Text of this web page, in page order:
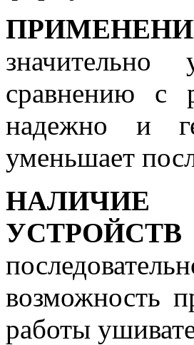
сравнению с
надежно и
уменьшает
УСТРОЙСТВ
возможность
работы